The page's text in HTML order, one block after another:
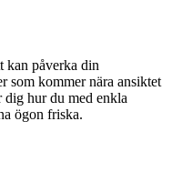
kan påverka din
som kommer nära ansiktet
hur du med enkla
ögon friska.